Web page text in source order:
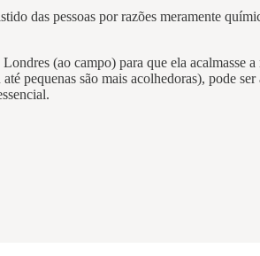
das pessoas por razões meramente
(ao campo) para que ela acalmasse
pequenas são mais acolhedoras), pode